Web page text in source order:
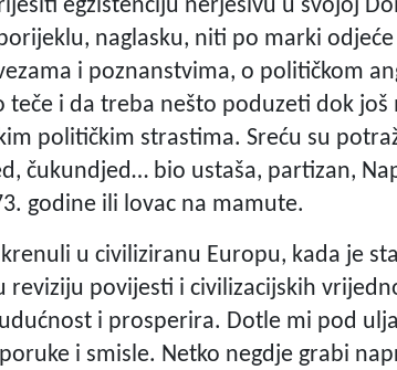
egzistenciju nerješivu u svojoj
naglasku, niti po marki
i poznanstvima, o političkom
i da treba nešto poduzeti dok još
političkim strastima. Sreću su
čukundjed… bio ustaša, partizan,
godine ili lovac na mamute.
u civiliziranu Europu, kada je
reviziju povijesti i civilizacijskih
i prosperira. Dotle mi pod
i smisle. Netko negdje grabi